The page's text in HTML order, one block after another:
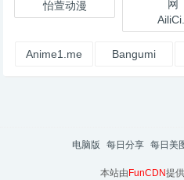
怡萱动漫
AiliCi..
Anime1.me Bangumi
电脑版 每日分享 每日美
本站由 FunCDN提